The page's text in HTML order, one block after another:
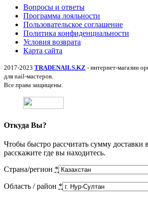
Вопросы и ответы
Программа лояльности
Пользовательское соглашение
Политика конфиденциальности
Условия возврата
Карта сайта
2017-2023 TRADENAILS.KZ - интернет-магазин
для nail-мастеров.
Все права защищены.
Откуда Вы?
Чтобы быстро рассчитать сумму доставки
расскажите где вы находитесь.
Страна/регион *
Область / район *